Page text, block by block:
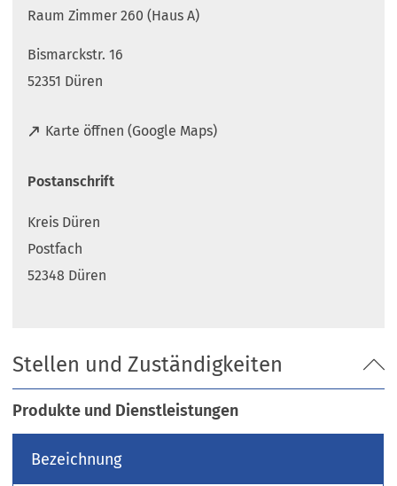
Raum Zimmer 260 (Haus A)
Bismarckstr. 16
52351 Düren
Karte öffnen (Google Maps)
(
f
e
t
i
e
m
n
e
n
Postanschrift
Kreis Düren
Postfach
52348 Düren
Stellen und Zuständigkeiten
Produkte und Dienstleistungen
Bezeichnung